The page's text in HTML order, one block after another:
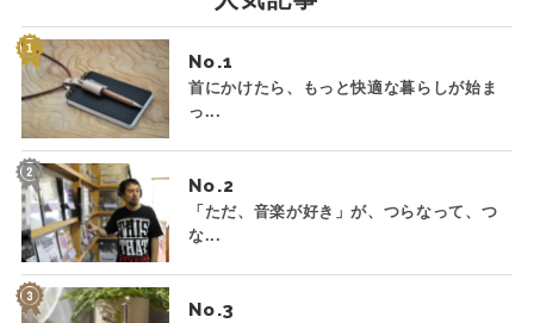
No.
首にかけたら、もっと快適な暮らしが始ま
っ...
No.
「ただ、音楽が好き」が、つらなって、つ
な...
No.